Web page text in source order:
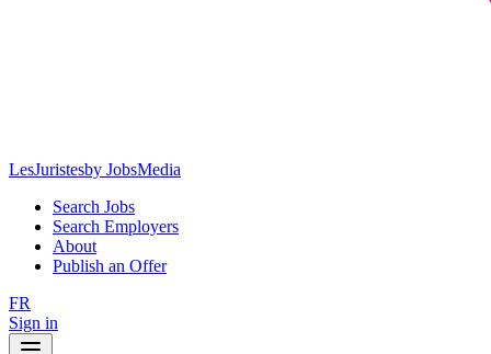
LesJuristesby JobsMedia
Search Jobs
Search Employers
About
Publish an Offer
FR
Sign in